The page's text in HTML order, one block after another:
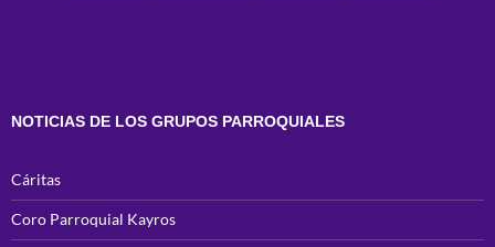
NOTICIAS DE LOS GRUPOS PARROQUIALES
Cáritas
Coro Parroquial Kayros